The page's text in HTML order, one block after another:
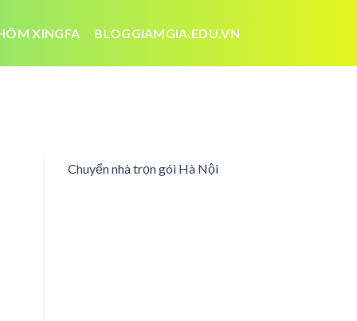
XINGFA BLOGGIAMGIA.EDU.VN
Chuyển nhà trọn gói Hà Nội